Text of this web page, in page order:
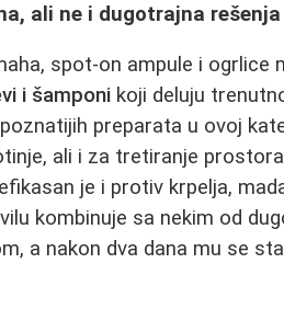
ali ne i dugotrajna rešenja
spot-on ampule i ogrlice
i šamponi koji deluju
preparata u ovoj
ali i za tretiranje
je i protiv krpelja,
kombinuje sa nekim od
a nakon dva dana mu se